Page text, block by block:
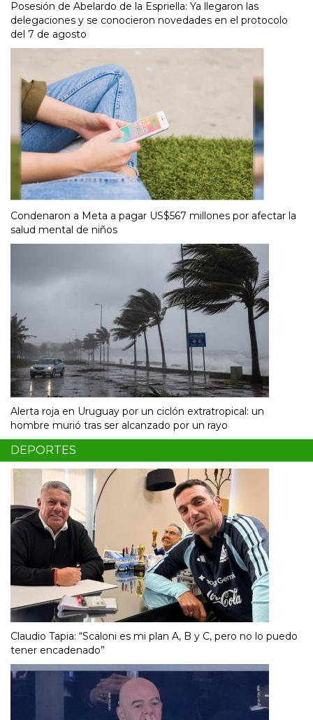
Posesión de Abelardo de la Espriella: Ya llegaron las
delegaciones y se conocieron novedades en el protocolo
del 7 de agosto
Condenaron a Meta a pagar US$567 millones por afectar la
salud mental de niños
Alerta roja en Uruguay por un ciclón extratropical: un
hombre murió tras ser alcanzado por un rayo
DEPORTES
Claudio Tapia: “Scaloni es mi plan A, B y C, pero no lo puedo
tener encadenado”